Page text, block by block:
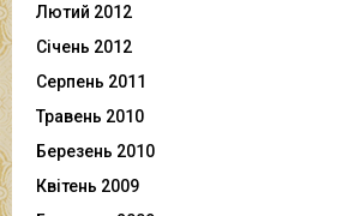
Лютий 2012
Січень 2012
Серпень 2011
Травень 2010
Березень 2010
Квітень 2009